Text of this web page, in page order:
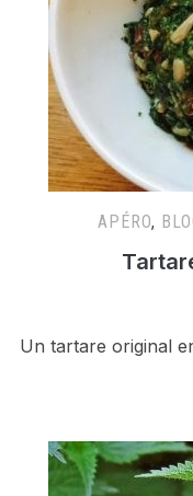
APÉRO,
Un tartare original